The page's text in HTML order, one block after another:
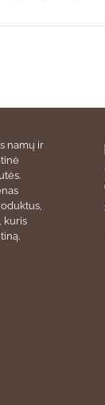
namų ir
kuris